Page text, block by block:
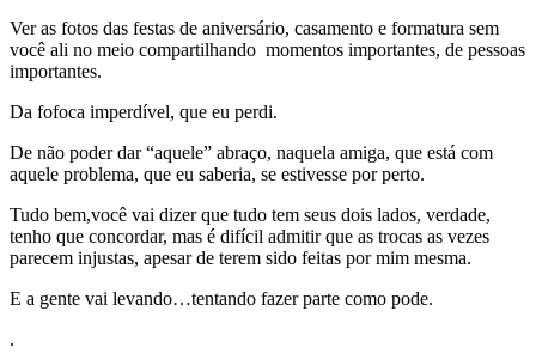
Ver as fotos das festas de aniversário, casamento e formatura sem
você ali no meio compartilhando momentos importantes, de pessoas
importantes.
Da fofoca imperdível, que eu perdi.
De não poder dar “aquele” abraço, naquela amiga, que está com
aquele problema, que eu saberia, se estivesse por perto.
Tudo bem,você vai dizer que tudo tem seus dois lados, verdade,
tenho que concordar, mas é difícil admitir que as trocas as vezes
parecem injustas, apesar de terem sido feitas por mim mesma.
E a gente vai levando…tentando fazer parte como pode.
.